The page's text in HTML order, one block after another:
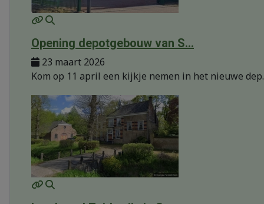
MOD_JTCS_VIEW_ARTICLE_LINK
Opening depotgebouw van S...
23 maart 2026
Kom op 11 april een kijkje nemen in het nieuwe
MOD_JTCS_VIEW_ARTICLE_LINK